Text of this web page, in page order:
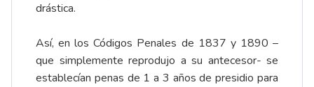
drástica.
Así, en los Códigos Penales de 1837 y 1890 –
que simplemente reprodujo a su antecesor- se
establecían penas de 1 a 3 años de presidio para